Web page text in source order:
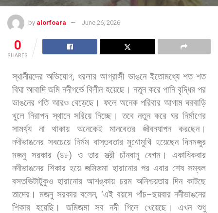
by alorfoara June 26, 2026
0
SHARES
স্থানীয়দের অভিযোগ, ধরলার আগ্রাসী ভাঙনে ইতোমধ্যে শত শত
বিঘা আবাদি জমি নদীগর্ভে বিলীন হয়েছে। নতুন করে পানি বৃদ্ধির পর
ভাঙনের গতি আরও বেড়েছে। ফলে অনেক পরিবার আগাম ঘরবাড়ি
খুলে নিরাপদ স্থানে সরিয়ে নিচ্ছে। তবে নতুন করে ঘর নির্মাণের
সামর্থ্য
না থাকায় অনেকেই মানবেতর জীবনযাপন
করছেন।
নদীভাঙনের সবচেয়ে নির্মম বাস্তবতার মুখোমুখি হয়েছেন দিনমজুর
মজনু সরকার(৪৮) ও তার স্ত্রী চাঁনবানু বেগম।
একাধিকবার
নদীভাঙনের শিকার হয়ে জমিজমা হারানোর পর এবার শেষ সম্বল
বসতভিটাটুকুও হারানোর আশঙ্কায় চরম অনিশ্চয়তায় দিন কাটছে
তাদের। মজনু সরকার বলেন, ‘এই বয়সে পাঁচ–ছয়বার নদীভাঙনের
শিকার হয়েছি। জমিজমা সব নদী গিলে খেয়েছে। এখন শুধু